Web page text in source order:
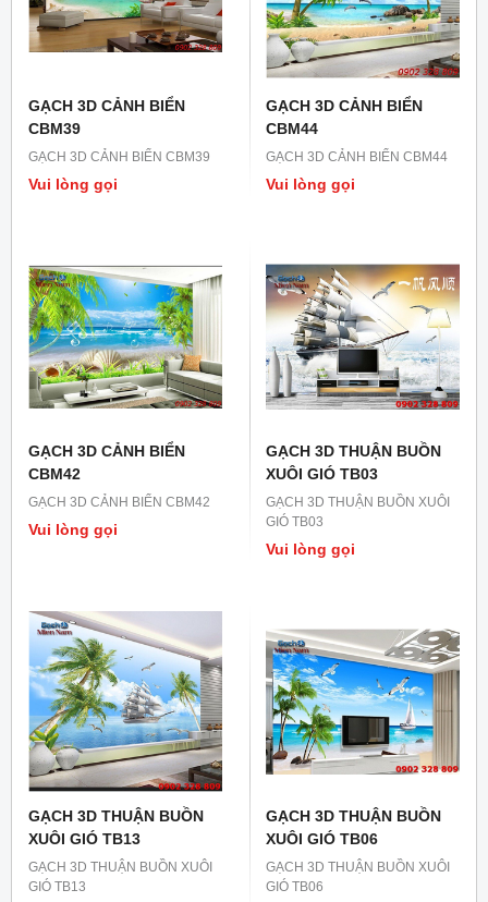
GẠCH 3D CẢNH BIỂN
CBM39
GẠCH 3D CẢNH BIỂN CBM39
Vui lòng gọi
GẠCH 3D CẢNH BIỂN
CBM44
GẠCH 3D CẢNH BIỂN CBM44
Vui lòng gọi
GẠCH 3D CẢNH BIỂN
CBM42
GẠCH 3D CẢNH BIỂN CBM42
Vui lòng gọi
GẠCH 3D THUẬN BUỒN
XUÔI GIÓ TB03
GẠCH 3D THUẬN BUỒN XUÔI
GIÓ TB03
Vui lòng gọi
GẠCH 3D THUẬN BUỒN
XUÔI GIÓ TB13
GẠCH 3D THUẬN BUỒN XUÔI
GIÓ TB13
GẠCH 3D THUẬN BUỒN
XUÔI GIÓ TB06
GẠCH 3D THUẬN BUỒN XUÔI
GIÓ TB06